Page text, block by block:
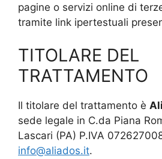
pagine o servizi online di
tramite link ipertestuali
TITOLARE DEL
TRATTAMENTO
Il titolare del trattamento è
sede legale in C.da Piana
Lascari (PA) P.IVA
info@aliados.it.